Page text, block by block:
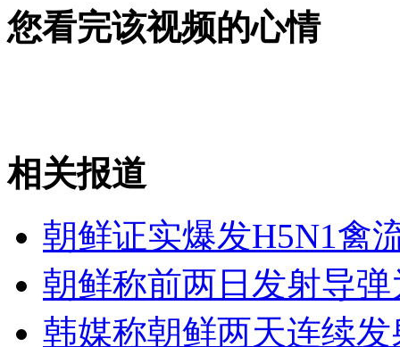
深圳发生地陷多人被埋
女孩北京地铁殴打老人 痛下狠手拳打脚踢
无痛分娩是否安全 医生回应
您看完该视频的心情
相关报道
朝鲜证实爆发H5N1禽
朝鲜称前两日发射导
韩媒称朝鲜两天连续